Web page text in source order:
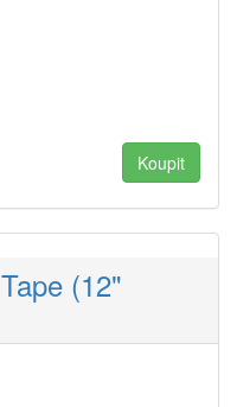
(12"